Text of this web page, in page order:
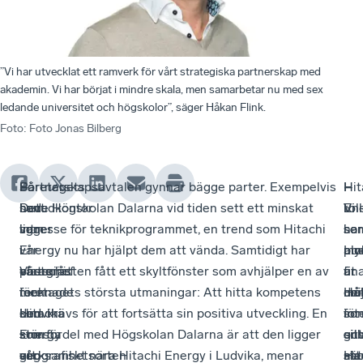
”Vi har utvecklat ett ramverk för vårt strategiska partnerskap med
akademin. Vi har börjat i mindre skala, men samarbetar nu med sex
ledande universitet och högskolor”, säger Håkan Flink.
Foto: Foto Jonas Bilberg
Så
sent
som
i
våras
tecknade
Hitachi
Energy
ett
Företagets
huvudkontor
ligger
i
Västerås
men
den
största
verksamhetsorten
–
Det
var
vår
platschef
i
Ludvika
som
såg
Partnerskapsavtalen gynnar bägge parter. Exempelvis
hade Högskolan Dalarna vid tiden sett ett minskat
intresse för teknikprogrammet, en trend som Hitachi
Energy nu har hjälpt dem att vända. Samtidigt har
energijätten fått ett skyltfönster som avhjälper en av
företagets största utmaningar: Att hitta kompetens
som krävs för att fortsätta sin positiva utveckling. En
stor fördel med Högskolan Dalarna är att den ligger
geografiskt nära Hitachi Energy i Ludvika, menar
–
Vi
ser
i
I
är
–
Vi
har
ut
att
i
är
för
sitt